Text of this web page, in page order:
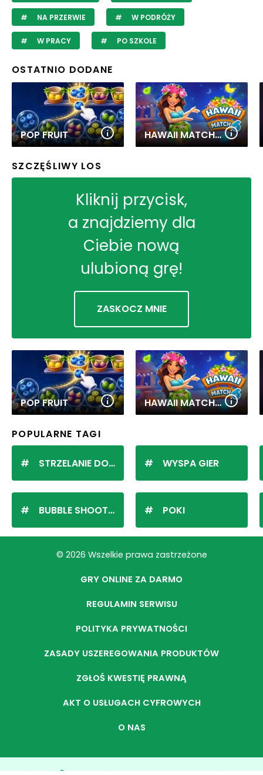
NA PRZERWIE W PODRÓŻY
W PRACY PO SZKOLE
OSTATNIO DODANE
POP FRUIT HAWAII MATCH 6
SZCZĘŚLIWY LOS
Kliknij przycisk,
a znajdziemy dla
Ciebie nową
ulubioną grę!
ZASKOCZ MNIE
POP FRUIT HAWAII MATCH 6
POPULARNE TAGI
STRZELANIE DO KULEK
BUBBLE SHOOTER
WYSPA GIER
POKI
© 2026 Wszelkie prawa zastrzeżone
GRY ONLINE ZA DARMO
REGULAMIN SERWISU
POLITYKA PRYWATNOŚCI
ZASADY USZEREGOWANIA PRODUKTÓW
ZGŁOŚ KWESTIĘ PRAWNĄ
AKT O USŁUGACH CYFROWYCH
O NAS